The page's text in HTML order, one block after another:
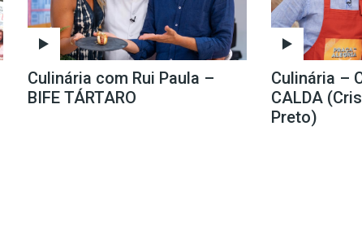
Culinária com Rui Paula –
BIFE TÁRTARO
Culinária –
CALDA
Preto)